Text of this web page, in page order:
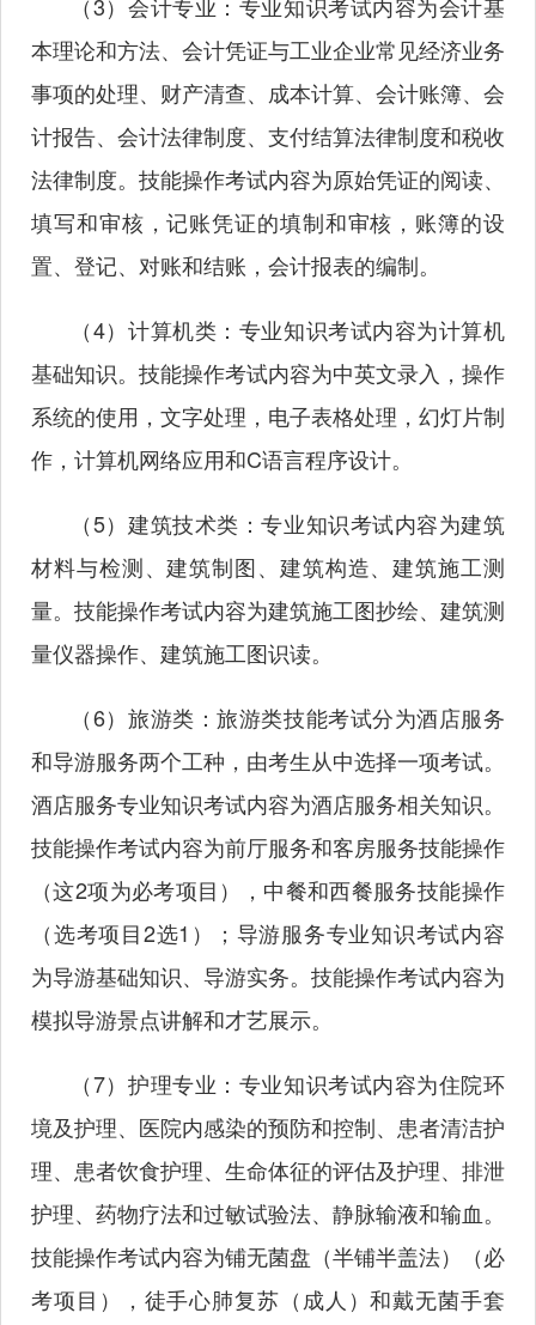
本理论和方法、会计凭证与工业企业常见经济业务
事项的处理、财产清查、成本计算、会计账簿、会
计报告、会计法律制度、支付结算法律制度和税收
法律制度。技能操作考试内容为原始凭证的阅读、
填写和审核，记账凭证的填制和审核，账簿的设
置、登记、对账和结账，会计报表的编制。
（4）计算机类：专业知识考试内容为计算机
基础知识。技能操作考试内容为中英文录入，操作
系统的使用，文字处理，电子表格处理，幻灯片制
作，计算机网络应用和C语言程序设计。
（5）建筑技术类：专业知识考试内容为建筑
材料与检测、建筑制图、建筑构造、建筑施工测
量。技能操作考试内容为建筑施工图抄绘、建筑测
量仪器操作、建筑施工图识读。
（6）旅游类：旅游类技能考试分为酒店服务
和导游服务两个工种，由考生从中选择一项考试。
酒店服务专业知识考试内容为酒店服务相关知识。
技能操作考试内容为前厅服务和客房服务技能操作
（这2项为必考项目），中餐和西餐服务技能操作
（选考项目2选1）；导游服务专业知识考试内容
为导游基础知识、导游实务。技能操作考试内容为
模拟导游景点讲解和才艺展示。
（7）护理专业：专业知识考试内容为住院环
境及护理、医院内感染的预防和控制、患者清洁护
理、患者饮食护理、生命体征的评估及护理、排泄
护理、药物疗法和过敏试验法、静脉输液和输血。
技能操作考试内容为铺无菌盘（半铺半盖法）（必
考项目），徒手心肺复苏（成人）和戴无菌手套